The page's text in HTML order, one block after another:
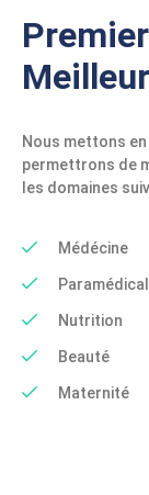
Nous mettons
permettrons de
les domaines
Médécine
Paramédical
Nutrition
Beauté
Maternité